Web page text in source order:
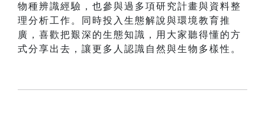
物種辨識經驗，也參與過多項研究計畫與資料整
理分析工作。同時投入生態解說與環境教育推
廣，喜歡把艱深的生態知識，用大家聽得懂的方
式分享出去，讓更多人認識自然與生物多樣性。